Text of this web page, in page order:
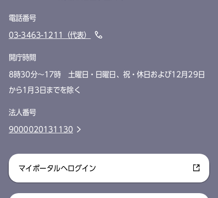
電話番号
03-3463-1211（代表）
開庁時間
8時30分～17時 土曜日・日曜日、祝・休日および12月29日
から1月3日までを除く
法人番号
9000020131130
マイポータルへログイン